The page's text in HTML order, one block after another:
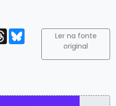
ThreadsBlueskyLer na fonte
original